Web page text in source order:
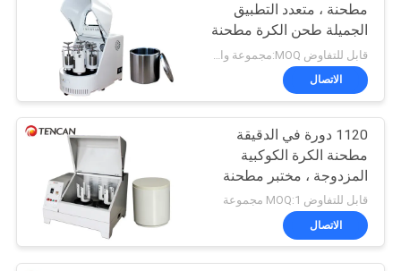
الكرة مطحنة وسائل
الإعلام
21
41
مطحنة ، متعدد التطبيق
الجميلة طحن الكرة مطحنة
الاتصال
1120 دورة في الدقيقة
مطحنة الكرة الكوكبية
المزدوجة ، مختبر مطحنة
الكرة السريعة لتبديد
الحرارة
قابل للتفاوض MOQ:1 مجموعة
الاتصال